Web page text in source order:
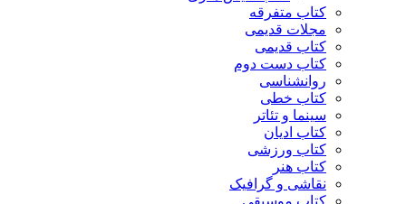
کتاب متفرقه
مجلات قدیمی
کتاب قدیمی
کتاب دست دوم
روانشناسی
کتاب خطی
سینما و تئاتر
کتاب ادیان
کتاب ورزشی
کتاب هنر
نقاشی و گرافیک